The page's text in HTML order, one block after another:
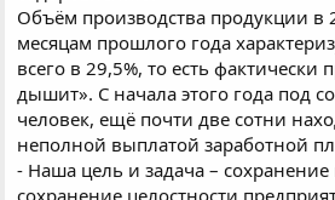
Объём производства продукции в
месяцам прошлого года
всего в 29,5%, то есть фактически
дышит». С начала этого года под
человек, ещё почти две сотни
неполной выплатой заработной
- Наша цель и задача – сохранение
сохранение целостности